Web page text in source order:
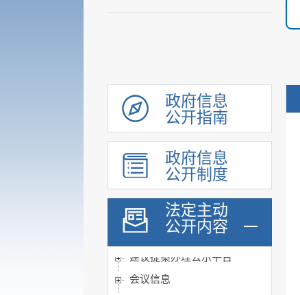
政府信息
公开指南
政府信息
公开制度
法定主动
公开内容
人事信息
规划计划
重大建设项目
扩大有效投资
政府工作报告
重大决策预公开
审计和后评估
建议提案办理公示平台
会议信息